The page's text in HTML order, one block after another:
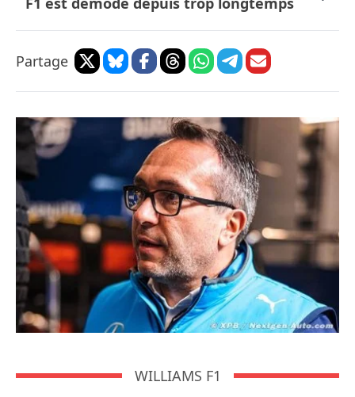
Partage
WILLIAMS F1